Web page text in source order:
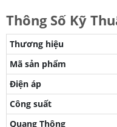
Thông Số Kỹ
Thương hiệu
Mã sản phẩm
Điện áp
Công suất
Quang Thông